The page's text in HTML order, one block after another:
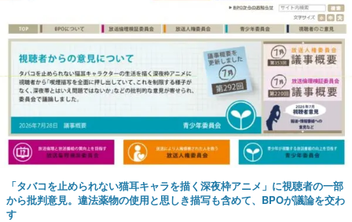
「タバコを止められない猫耳キャラを描く深夜枠アニメ」に視聴者の一部
から批判意見。違法薬物の使用と思しき描写も含めて、BPOが議論を交わ
す